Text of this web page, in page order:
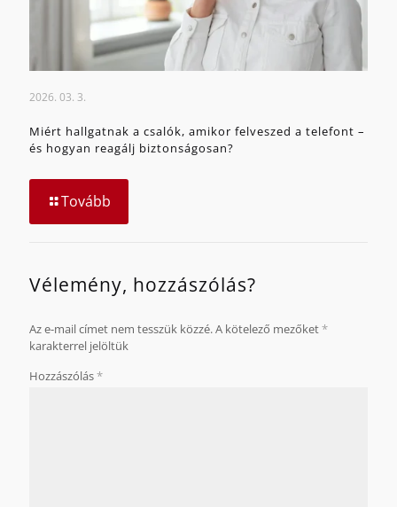
2026. 03. 3.
Miért hallgatnak a csalók, amikor felveszed a telefont –
és hogyan reagálj biztonságosan?
Tovább
Vélemény, hozzászólás?
Az e-mail címet nem tesszük közzé.A kötelező mezőket*
karakterrel jelöltük
Hozzászólás*